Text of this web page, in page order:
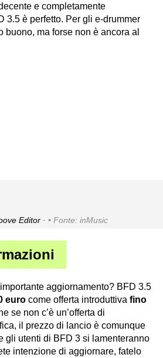
e completamente
3.5 è perfetto. Per gli e-drummer
buono, ma forse non è ancora al
Editor · Fonte: inMusic
aggiornamento? BFD 3.5
euro come offerta introduttiva fino
se non c’è un’offerta di
il prezzo di lancio è comunque
gli utenti di BFD 3 si lamenteranno
intenzione di aggiornare, fatelo